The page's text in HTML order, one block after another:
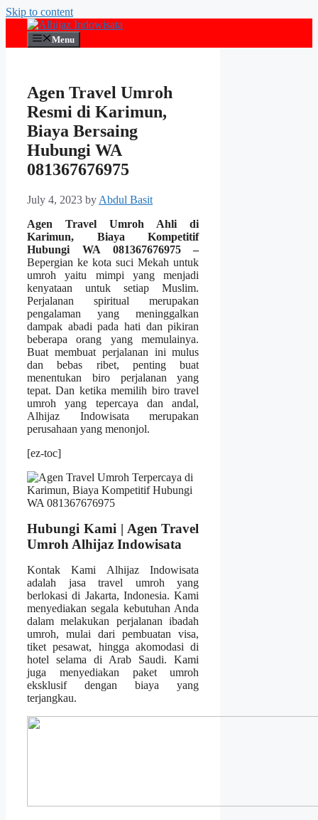
Skip to content
Menu
Agen Travel Umroh
Resmi di Karimun,
Biaya Bersaing
Hubungi WA
081367676975
July 4, 2023 by Abdul Basit
Agen Travel Umroh Ahli di
Karimun, Biaya Kompetitif
Hubungi WA 081367676975 –
Bepergian ke kota suci Mekah untuk
umroh yaitu mimpi yang menjadi
kenyataan untuk setiap Muslim.
Perjalanan spiritual merupakan
pengalaman yang meninggalkan
dampak abadi pada hati dan pikiran
beberapa orang yang memulainya.
Buat membuat perjalanan ini mulus
dan bebas ribet, penting buat
menentukan biro perjalanan yang
tepat. Dan ketika memilih biro travel
umroh yang tepercaya dan andal,
Alhijaz Indowisata merupakan
perusahaan yang menonjol.
[ez-toc]
Hubungi Kami | Agen Travel
Umroh Alhijaz Indowisata
Kontak Kami Alhijaz Indowisata
adalah jasa travel umroh yang
berlokasi di Jakarta, Indonesia. Kami
menyediakan segala kebutuhan Anda
dalam melakukan perjalanan ibadah
umroh, mulai dari pembuatan visa,
tiket pesawat, hingga akomodasi di
hotel selama di Arab Saudi. Kami
juga menyediakan paket umroh
eksklusif dengan biaya yang
terjangkau.